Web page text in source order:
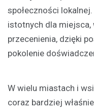
społeczności
istotnych dla miejsca,
przecenienia, dzięki
pokolenie
W wielu miastach i
coraz bardziej